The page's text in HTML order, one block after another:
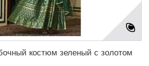
костюм зеленый с золотом